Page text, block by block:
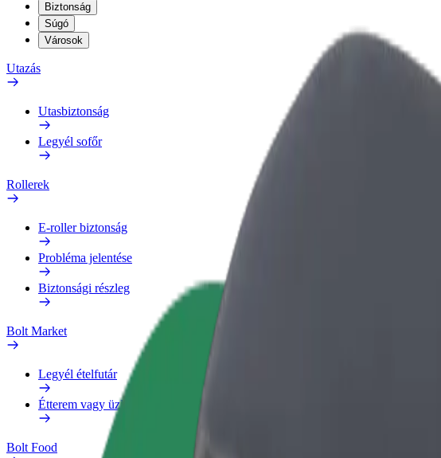
Biztonság
Súgó
Városok
Utazás
Utasbiztonság
Legyél sofőr
Rollerek
E-roller biztonság
Probléma jelentése
Biztonsági részleg
Bolt Market
Legyél ételfutár
Étterem vagy üzlet hozzáadása
Bolt Food